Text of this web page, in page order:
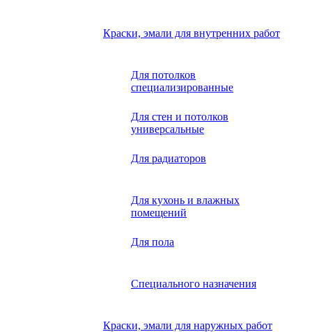
Краски, эмали для внутренних работ
Для потолков
специализированные
Для стен и потолков
универсальные
Для радиаторов
Для кухонь и влажных
помещений
Для пола
Специального назначения
Краски, эмали для наружных работ